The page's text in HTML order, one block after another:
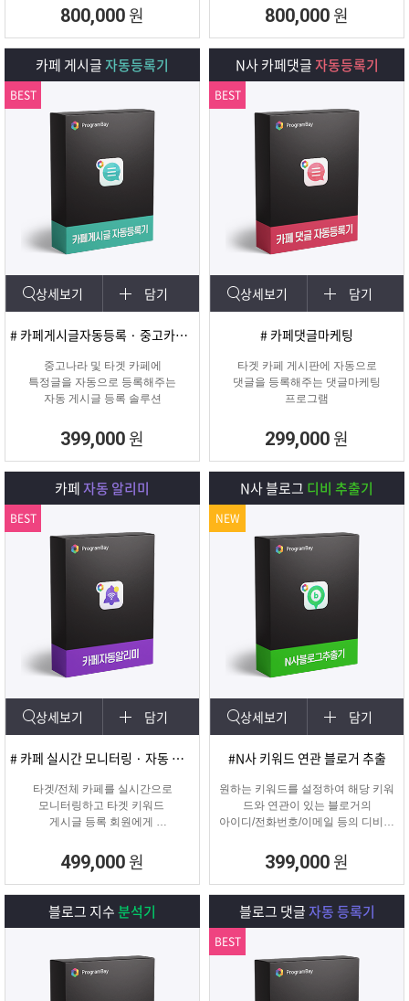
회원 수, 제목개수 , 내용개수, 댓글개
수, 가입조건,
글쓰기조건 별로 추출하여 얼마나 활
성화가 되어
있는지를 체크하여 효과가 있을만한
확인하여 효과적인 바이럴 마케팅을
진행할 수 있도록
800,000 원 800,000 원
카페 게시글자동등록기
상세보기 담기
# 카페게시글자동등록 · 중고카페글쓰기
중고나라 및 타겟 카페에
특정글을 자동으로 등록해주는
자동 게시글 등록 솔루션
399,000 원
BEST
N사 카페댓글자동등록기
상세보기 담기
# 카페댓글마케팅
타겟 카페 게시판에 자동으로
댓글을 등록해주는 댓글마케팅
프로그램
299,000 원
BEST
카페자동 알리미
상세보기 담기
# 카페 실시간 모니터링 · 자동 쪽지/메일발송
타겟/전체 카페를 실시간으로
모니터링하고 타겟 키워드
게시글 등록 회원에게
프로그램
499,000 원
BEST
N사 블로그 디비 추출기
상세보기 담기
#N사 키워드 연관 블로거 추출
원하는 키워드를 설정하여 해당 키워
드와 연관이 있는 블로거의
아이디/전화번호/이메일 등의 디비를
실질적으로 효과적인 디비를 추출 할
수 있는 프로그램
399,000 원
NEW
블로그 지수분석기 블로그 댓글자동 등록기
BEST